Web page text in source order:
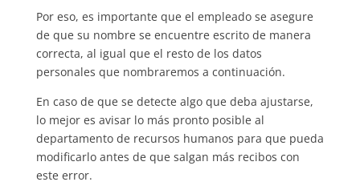
Por eso, es importante que el empleado se asegure
de que su nombre se encuentre escrito de manera
correcta, al igual que el resto de los datos
personales que nombraremos a continuación.
En caso de que se detecte algo que deba ajustarse,
lo mejor es avisar lo más pronto posible al
departamento de recursos humanos para que pueda
modificarlo antes de que salgan más recibos con
este error.